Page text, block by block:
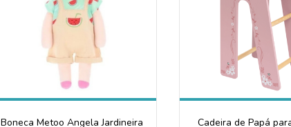
Boneca Metoo Angela Jardineira
Cadeira de Papá